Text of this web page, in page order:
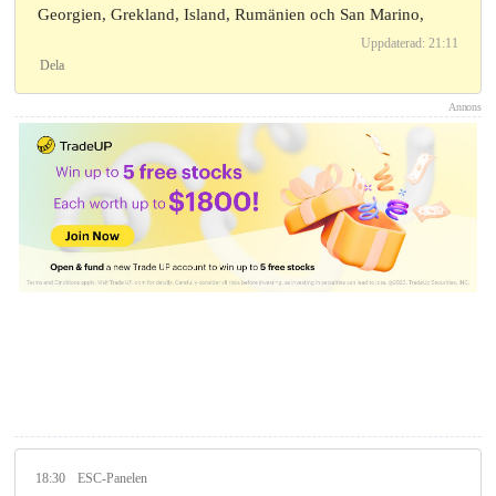
Georgien, Grekland, Island, Rumänien och San Marino,
Uppdaterad: 21:11
Dela
Annons
18:30 ESC-Panelen